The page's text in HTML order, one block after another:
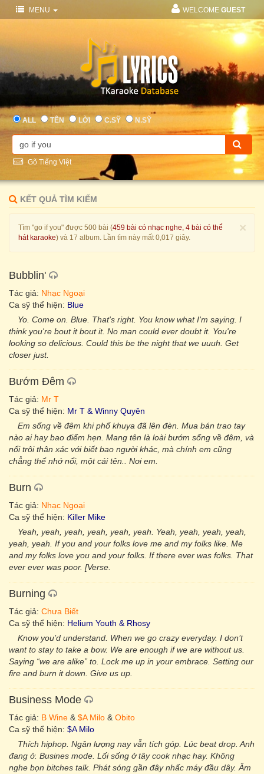
MENU WELCOME GUEST
ALL TÊN LỜI C.SỸ N.SỸ
Gõ Tiếng Việt
KẾT QUẢ TÌM KIẾM
×
Tìm "go if you" được 500 bài (459 bài có nhạc nghe, 4 bài có thể
hát karaoke) và 17 album. Lần tìm này mất 0,017 giây.
Bubblin'
Tác giả: Nhạc Ngoại
Ca sỹ thể hiện: Blue
Yo. Come on. Blue. That's right. You know what I'm saying. I
think you're bout it bout it. No man could ever doubt it. You're
looking so delicious. Could this be the night that we uuuh. Get
closer just.
Bướm Đêm
Tác giả: Mr T
Ca sỹ thể hiện: Mr T & Winny Quyên
Em sống về đêm khi phố khuya đã lên đèn. Mua bán trao tay
nào ai hay bao điểm hẹn. Mang tên là loài bướm sống về đêm, và
nổi trôi thân xác với biết bao người khác, mà chính em cũng
chẳng thể nhớ nổi, một cái tên.. Nơi em.
Burn
Tác giả: Nhạc Ngoại
Ca sỹ thể hiện: Killer Mike
Yeah, yeah, yeah, yeah, yeah, yeah. Yeah, yeah, yeah, yeah,
yeah, yeah. If you and your folks love me and my folks like. Me
and my folks love you and your folks. If there ever was folks. That
ever ever was poor. [Verse.
Burning
Tác giả: Chưa Biết
Ca sỹ thể hiện: Helium Youth & Rhosy
Know you’d understand. When we go crazy everyday. I don’t
want to stay to take a bow. We are enough if we are without us.
Saying “we are alike” to. Lock me up in your embrace. Setting our
fire and burn it down. Give us up.
Business Mode
Tác giả: B Wine & $A Milo & Obito
Ca sỹ thể hiện: $A Milo
Thích hiphop. Ngân lượng nay vẫn tích góp. Lúc beat drop. Anh
đang ở. Busines mode. Lối sống ở tây cook nhạc hay. Không
nghe bọn bitches talk. Phát sóng gần đây nhấc máy đầu dây. Âm